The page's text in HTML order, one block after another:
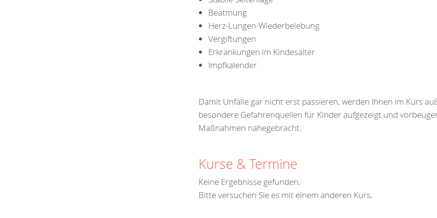
Beatmung
Herz-Lungen-Wiederbelebung
Vergiftungen
Erkrankungen im Kindesalter
Impfkalender
Damit Unfälle gar nicht erst passieren, werden Ihnen im Kurs
besondere Gefahrenquellen für Kinder aufgezeigt und
Maßnahmen nahegebracht.
Kurse & Termine
Keine Ergebnisse gefunden.
Bitte versuchen Sie es mit einem anderen Kurs.